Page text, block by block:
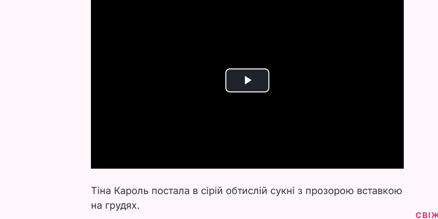
P
Тіна Кароль постала в сірій обтислій сукні з прозорою вставкою
на грудях.